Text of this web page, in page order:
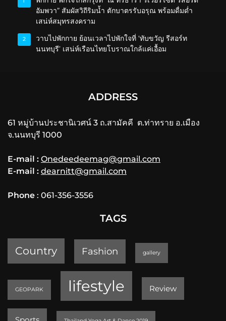
อัมพวา” สัมผัสวิถีริมน้ำ ตักบาตรรับอรุณ พร้อมดื่มด่ำ
เสน่ห์สมุทรสงคราม
2
วาบไปพักกาย ย้อนเวลาไปพักใจที่ ‘ทับขวัญ รีสอร์ท
นนทบุรี’ เสน่ห์เรือนไทยโบราณใกล้แค่เอื้อม
ADDRESS
61 หมู่บ้านประชานิเวศน์ 3 ถ.สามัคคี ต.ท่าทราย อ.เมือง
จ.นนทบุรี 1000
E-mail : Onedeedeemag@gmail.com
E-mail : dearnitt@gmail.com
Phone : 061-356-3556
TAGS
Country Fashion gallery
GEOPARK lifestyle Review